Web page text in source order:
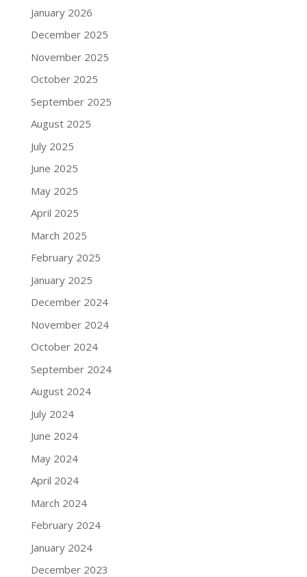
January 2026
December 2025
November 2025
October 2025
September 2025
August 2025
July 2025
June 2025
May 2025
April 2025
March 2025
February 2025
January 2025
December 2024
November 2024
October 2024
September 2024
August 2024
July 2024
June 2024
May 2024
April 2024
March 2024
February 2024
January 2024
December 2023